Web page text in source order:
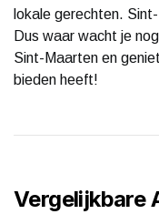
lokale gerechten.
Dus waar wacht je
Sint-Maarten en
bieden heeft!
Vergelijkbare